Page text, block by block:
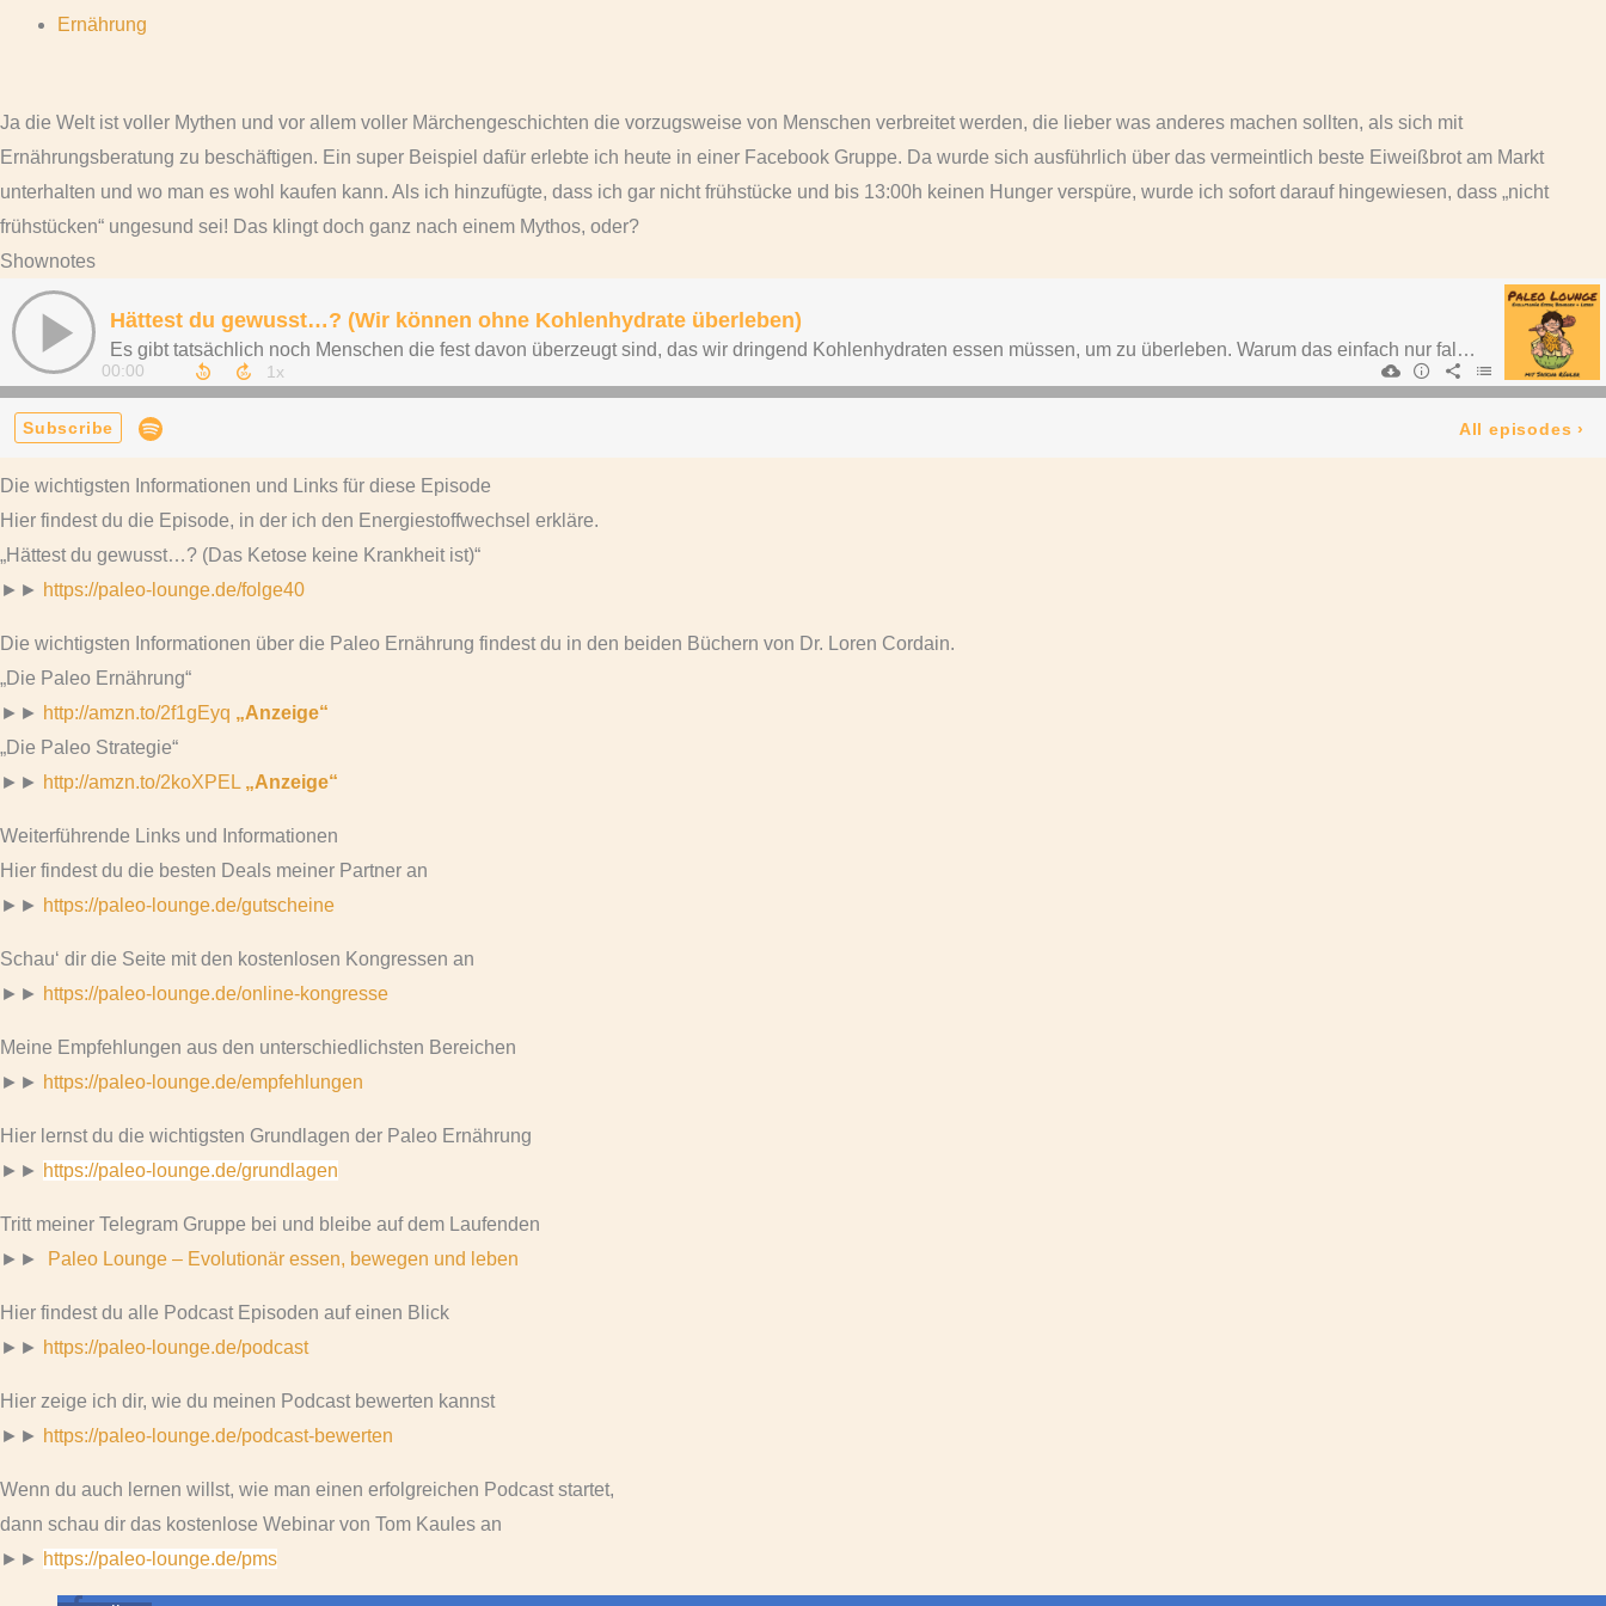
Ernährung
Ja die Welt ist voller Mythen und vor allem voller Märchengeschichten die vorzugsweise von Menschen verbreitet werden, die lieber was anderes machen sollten, als sich mit
Ernährungsberatung zu beschäftigen. Ein super Beispiel dafür erlebte ich heute in einer Facebook Gruppe. Da wurde sich ausführlich über das vermeintlich beste Eiweißbrot am Markt
unterhalten und wo man es wohl kaufen kann. Als ich hinzufügte, dass ich gar nicht frühstücke und bis 13:00h keinen Hunger verspüre, wurde ich sofort darauf hingewiesen, dass „nicht
frühstücken“ ungesund sei! Das klingt doch ganz nach einem Mythos, oder?
Shownotes
Die wichtigsten Informationen und Links für diese Episode
Hier findest du die Episode, in der ich den Energiestoffwechsel erkläre.
„Hättest du gewusst…? (Das Ketose keine Krankheit ist)“
►► https://paleo-lounge.de/folge40
Die wichtigsten Informationen über die Paleo Ernährung findest du in den beiden Büchern von Dr. Loren Cordain.
„Die Paleo Ernährung“
►► http://amzn.to/2f1gEyq „Anzeige“
„Die Paleo Strategie“
►► http://amzn.to/2koXPEL „Anzeige“
Weiterführende Links und Informationen
Hier findest du die besten Deals meiner Partner an
►► https://paleo-lounge.de/gutscheine
Schau‘ dir die Seite mit den kostenlosen Kongressen an
►► https://paleo-lounge.de/online-kongresse
Meine Empfehlungen aus den unterschiedlichsten Bereichen
►► https://paleo-lounge.de/empfehlungen
Hier lernst du die wichtigsten Grundlagen der Paleo Ernährung
►► https://paleo-lounge.de/grundlagen
Tritt meiner Telegram Gruppe bei und bleibe auf dem Laufenden
►►
Paleo Lounge – Evolutionär essen, bewegen und leben
Hier findest du alle Podcast Episoden auf einen Blick
►► https://paleo-lounge.de/podcast
Hier zeige ich dir, wie du meinen Podcast bewerten kannst
►► https://paleo-lounge.de/podcast-bewerten
Wenn du auch lernen willst, wie man einen erfolgreichen Podcast startet,
dann schau dir das kostenlose Webinar von Tom Kaules an
►► https://paleo-lounge.de/pms